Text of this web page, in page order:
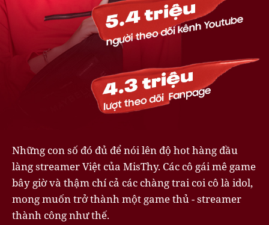
Những con số đó đủ để nói lên độ hot hàng đầu
làng streamer Việt của MisThy. Các cô gái mê game
bây giờ và thậm chí cả các chàng trai coi cô là idol,
mong muốn trở thành một game thủ - streamer
thành công như thế.